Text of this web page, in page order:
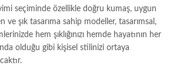
seçiminde özellikle doğru kumaş, uygun
ve şık tasarıma sahip modeller, tasarımsal,
hem şıklığınızı hemde hayatının her
olduğu gibi kişisel stilinizi ortaya